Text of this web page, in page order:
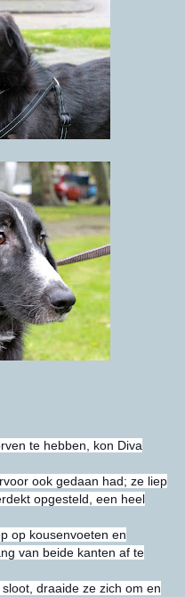
te hebben, kon Diva
ook gedaan had; ze liep
opgesteld, een heel
op kousenvoeten en
van beide kanten af te
draaide ze zich om en